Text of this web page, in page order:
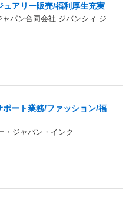
アリー販売/福利厚生充実
ャパン合同会社 ジバンシィ ジ
ート業務/ファッション/福
・ジャパン・インク